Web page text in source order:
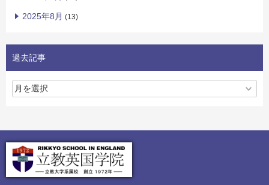
2025年8月 (13)
過去記事